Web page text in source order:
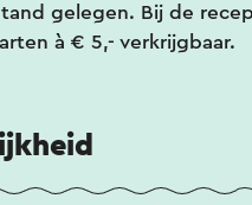
gelegen. Bij de
à € 5,- verkrijgbaar.